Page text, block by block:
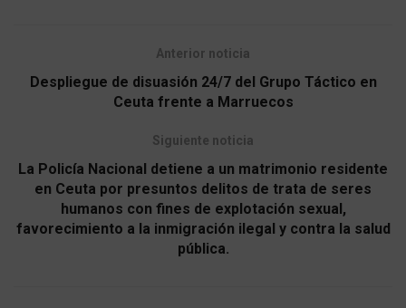
Anterior noticia
Despliegue de disuasión 24/7 del Grupo Táctico en
Ceuta frente a Marruecos
Siguiente noticia
La Policía Nacional detiene a un matrimonio residente
en Ceuta por presuntos delitos de trata de seres
humanos con fines de explotación sexual,
favorecimiento a la inmigración ilegal y contra la salud
pública.